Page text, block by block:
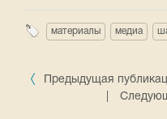
материалы медиа
Предыдущая